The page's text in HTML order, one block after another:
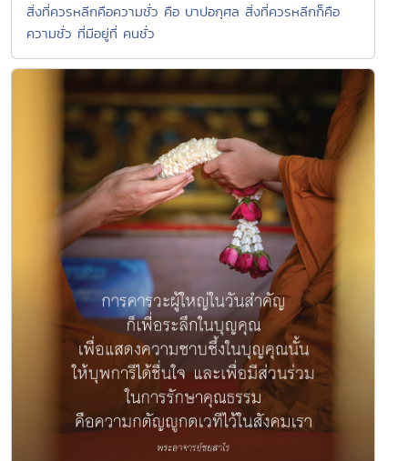
สิ่งที่ควรหลีกคือความชั่ว คือ บาปอกุศล สิ่งที่ควรหลีกก็คือ
ความชั่ว ที่มีอยู่ที่ คนชั่ว